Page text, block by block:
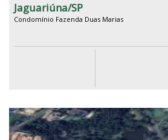
Jaguariúna/SP
Condomínio Fazenda Duas Marias